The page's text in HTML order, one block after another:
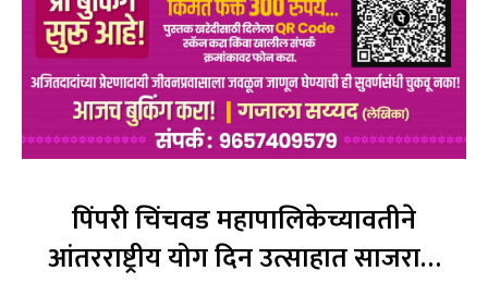
पिंपरी चिंचवड महापालिकेच्यावतीने
आंतरराष्ट्रीय योग दिन उत्साहात साजरा…